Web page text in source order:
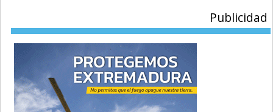
Publicidad